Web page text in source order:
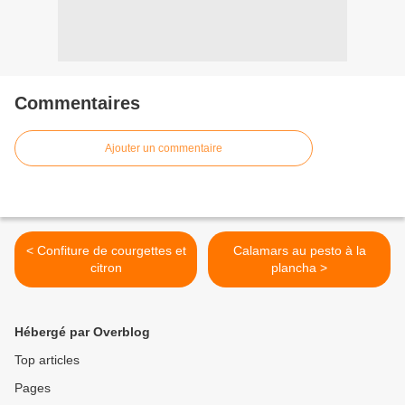
Commentaires
Ajouter un commentaire
< Confiture de courgettes et
citron
Calamars au pesto à la
plancha >
Hébergé par Overblog
Top articles
Pages